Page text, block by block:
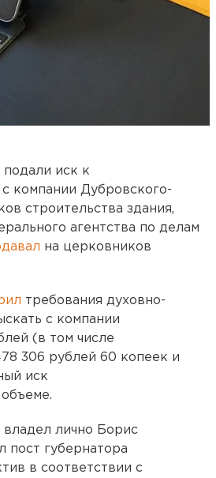
иск к
компании Дубровского-
строительства здания,
агентства по делам
на церковников
требования духовно-
с компании
(в том числе
306 рублей 60 копеек и
иск
владел лично Борис
пост губернатора
в соответствии с